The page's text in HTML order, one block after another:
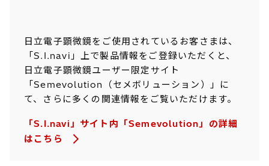
日立電子顕微鏡をご使用されているお客さまは、
「S.I.navi」上で製品情報をご登録いただくと、
日立電子顕微鏡ユーザー限定サイト
「Semevolution（セメボリューション）」に
て、さらに多くの関連情報をご覧いただけます。
「S.I.navi」サイト内「Semevolution」の詳細
はこちら